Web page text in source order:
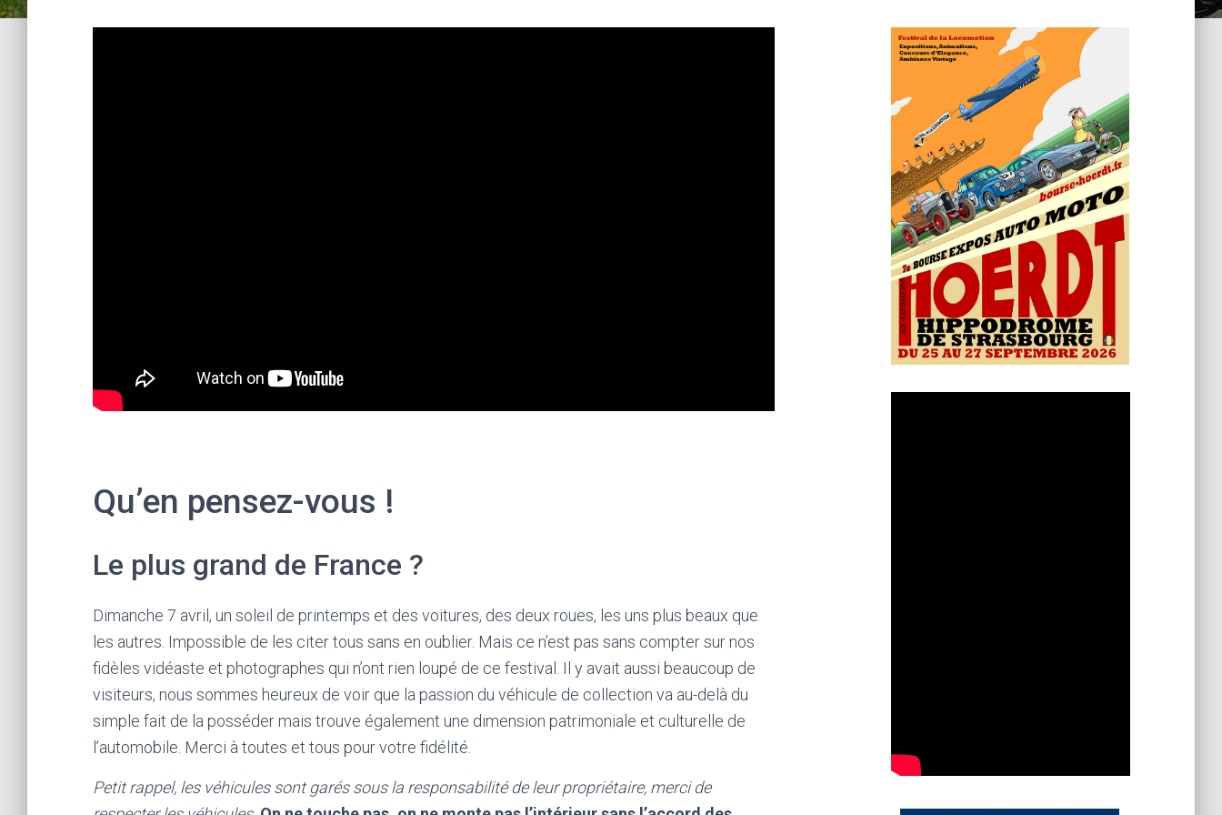
Qu’en pensez-vous !
Le plus grand de France ?
Dimanche 7 avril, un soleil de printemps et des voitures, des deux roues, les uns plus beaux que
les autres. Impossible de les citer tous sans en oublier. Mais ce n’est pas sans compter sur nos
fidèles vidéaste et photographes qui n’ont rien loupé de ce festival. Il y avait aussi beaucoup de
visiteurs, nous sommes heureux de voir que la passion du véhicule de collection va au-delà du
simple fait de la posséder mais trouve également une dimension patrimoniale et culturelle de
l’automobile. Merci à toutes et tous pour votre fidélité.
Petit rappel, les véhicules sont garés sous la responsabilité de leur propriétaire, merci de